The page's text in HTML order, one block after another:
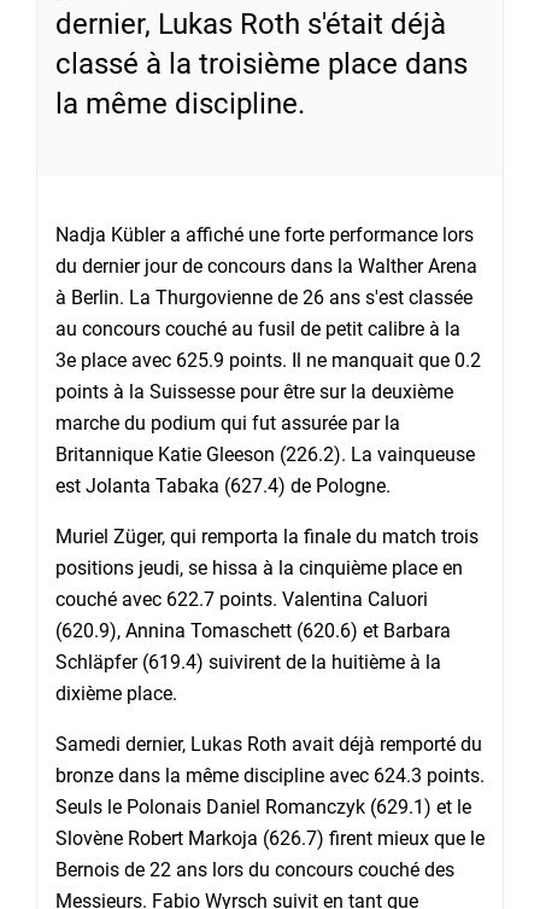
dernier, Lukas Roth s'était déjà
classé à la troisième place dans
la même discipline.
Nadja Kübler a affiché une forte performance lors
du dernier jour de concours dans la Walther Arena
à Berlin. La Thurgovienne de 26 ans s'est classée
au concours couché au fusil de petit calibre à la
3e place avec 625.9 points. Il ne manquait que 0.2
points à la Suissesse pour être sur la deuxième
marche du podium qui fut assurée par la
Britannique Katie Gleeson (226.2). La vainqueuse
est Jolanta Tabaka (627.4) de Pologne.
Muriel Züger, qui remporta la finale du match trois
positions jeudi, se hissa à la cinquième place en
couché avec 622.7 points. Valentina Caluori
(620.9), Annina Tomaschett (620.6) et Barbara
Schläpfer (619.4) suivirent de la huitième à la
dixième place.
Samedi dernier, Lukas Roth avait déjà remporté du
bronze dans la même discipline avec 624.3 points.
Seuls le Polonais Daniel Romanczyk (629.1) et le
Slovène Robert Markoja (626.7) firent mieux que le
Bernois de 22 ans lors du concours couché des
Messieurs. Fabio Wyrsch suivit en tant que